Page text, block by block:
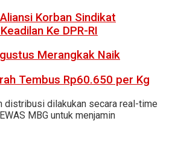
Korban Sindikat
Ke DPR-RI
Merangkak Naik
Tembus Rp60.650 per Kg
distribusi dilakukan secara real-time
MBG untuk menjamin